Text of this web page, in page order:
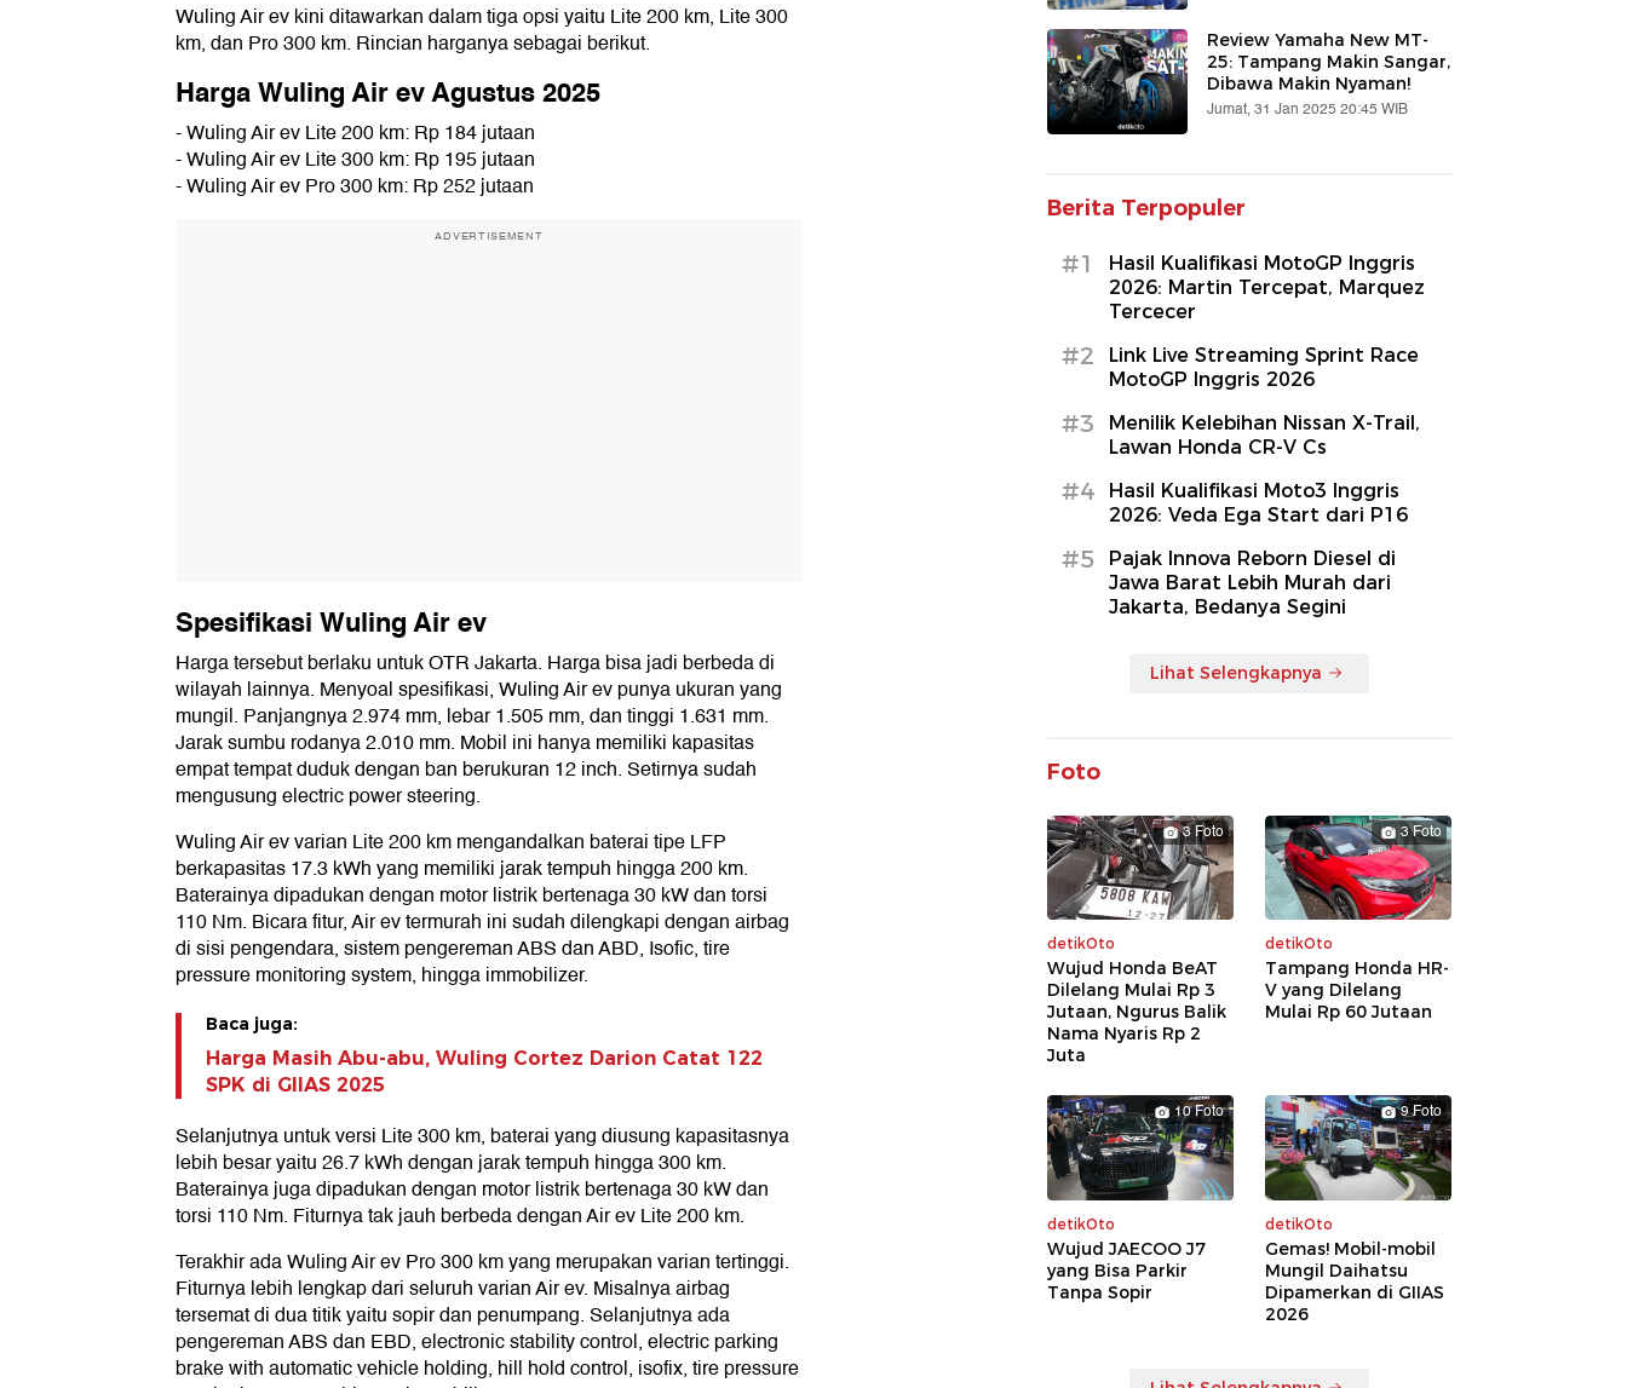
Wuling Air ev kini ditawarkan dalam tiga opsi yaitu Lite 200 km, Lite 300
km, dan Pro 300 km. Rincian harganya sebagai berikut.
Harga Wuling Air ev Agustus 2025
- Wuling Air ev Lite 200 km: Rp 184 jutaan
- Wuling Air ev Lite 300 km: Rp 195 jutaan
- Wuling Air ev Pro 300 km: Rp 252 jutaan
ADVERTISEMENT
Spesifikasi Wuling Air ev
Harga tersebut berlaku untuk OTR Jakarta. Harga bisa jadi berbeda di
wilayah lainnya. Menyoal spesifikasi, Wuling Air ev punya ukuran yang
mungil. Panjangnya 2.974 mm, lebar 1.505 mm, dan tinggi 1.631 mm.
Jarak sumbu rodanya 2.010 mm. Mobil ini hanya memiliki kapasitas
empat tempat duduk dengan ban berukuran 12 inch. Setirnya sudah
mengusung electric power steering.
Wuling Air ev varian Lite 200 km mengandalkan baterai tipe LFP
berkapasitas 17.3 kWh yang memiliki jarak tempuh hingga 200 km.
Baterainya dipadukan dengan motor listrik bertenaga 30 kW dan torsi
110 Nm. Bicara fitur, Air ev termurah ini sudah dilengkapi dengan airbag
di sisi pengendara, sistem pengereman ABS dan ABD, Isofic, tire
pressure monitoring system, hingga immobilizer.
Baca juga:
Harga Masih Abu-abu, Wuling Cortez Darion Catat 122
SPK di GIIAS 2025
Selanjutnya untuk versi Lite 300 km, baterai yang diusung kapasitasnya
lebih besar yaitu 26.7 kWh dengan jarak tempuh hingga 300 km.
Baterainya juga dipadukan dengan motor listrik bertenaga 30 kW dan
torsi 110 Nm. Fiturnya tak jauh berbeda dengan Air ev Lite 200 km.
Terakhir ada Wuling Air ev Pro 300 km yang merupakan varian tertinggi.
Fiturnya lebih lengkap dari seluruh varian Air ev. Misalnya airbag
tersemat di dua titik yaitu sopir dan penumpang. Selanjutnya ada
pengereman ABS dan EBD, electronic stability control, electric parking
brake with automatic vehicle holding, hill hold control, isofix, tire pressure
Review Yamaha New MT-
25: Tampang Makin Sangar,
Dibawa Makin Nyaman!
Jumat, 31 Jan 2025 20:45 WIB
Berita Terpopuler
#1
Hasil Kualifikasi MotoGP Inggris
2026: Martin Tercepat, Marquez
Tercecer
#2
Link Live Streaming Sprint Race
MotoGP Inggris 2026
#3
Menilik Kelebihan Nissan X-Trail,
Lawan Honda CR-V Cs
#4
Hasil Kualifikasi Moto3 Inggris
2026: Veda Ega Start dari P16
#5
Pajak Innova Reborn Diesel di
Jawa Barat Lebih Murah dari
Jakarta, Bedanya Segini
Lihat Selengkapnya
Foto
3 Foto
detikOto
Wujud Honda BeAT
Dilelang Mulai Rp 3
Jutaan, Ngurus Balik
Nama Nyaris Rp 2
Juta
3 Foto
detikOto
Tampang Honda HR-
V yang Dilelang
Mulai Rp 60 Jutaan
10 Foto
detikOto
Wujud JAECOO J7
yang Bisa Parkir
Tanpa Sopir
9 Foto
detikOto
Gemas! Mobil-mobil
Mungil Daihatsu
Dipamerkan di GIIAS
2026